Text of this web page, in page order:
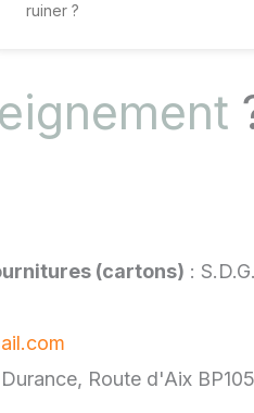
ruiner ?
(cartons) :
Route d'Aix